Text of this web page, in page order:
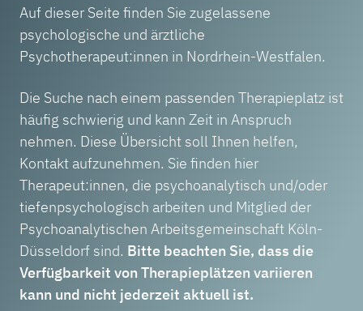
Auf dieser Seite finden Sie zugelassene
psychologische und ärztliche
Psychotherapeut:innen in Nordrhein-Westfalen.
Die Suche nach einem passenden Therapieplatz ist
häufig schwierig und kann Zeit in Anspruch
nehmen. Diese Übersicht soll Ihnen helfen,
Kontakt aufzunehmen. Sie finden hier
Therapeut:innen, die psychoanalytisch und/oder
tiefenpsychologisch arbeiten und Mitglied der
Psychoanalytischen Arbeitsgemeinschaft Köln-
Düsseldorf sind. Bitte beachten Sie, dass die
Verfügbarkeit von Therapieplätzen variieren
kann und nicht jederzeit aktuell ist.